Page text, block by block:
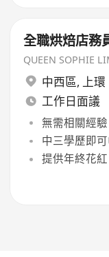
全職烘焙店務
QUEEN SOPHIE
中西區, 上環
工作日面議
無需相關經
中三學歷即
提供年終花紅